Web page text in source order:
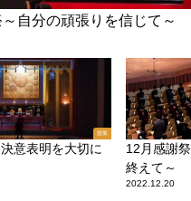
～自分の頑張りを信じて～
授業
意表明を大切に
12月感謝
終えて～
2022.12.20